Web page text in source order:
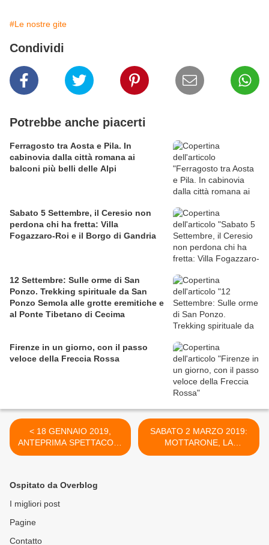
#Le nostre gite
Condividi
Potrebbe anche piacerti
Ferragosto tra Aosta e Pila. In
cabinovia dalla città romana ai
balconi più belli delle Alpi
Sabato 5 Settembre, il Ceresio non
perdona chi ha fretta: Villa
Fogazzaro-Roi e il Borgo di Gandria
12 Settembre: Sulle orme di San
Ponzo. Trekking spirituale da San
Ponzo Semola alle grotte eremitiche e
al Ponte Tibetano di Cecima
Firenze in un giorno, con il passo
veloce della Freccia Rossa
< 18 GENNAIO 2019,
ANTEPRIMA SPETTACOLI.
TORNANO I LEGNANESI
DELLA COMPAGNIA
SABATO 2 MARZO 2019:
MOTTARONE, LA
MONTAGNA ACCANTO >
Ospitato da Overblog
I migliori post
Pagine
Contatto